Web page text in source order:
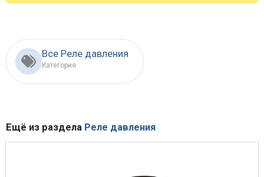
Все Реле давления
Категория
Ещё из раздела Реле давления